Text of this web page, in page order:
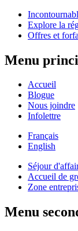
Explore la
Offres et
Menu
Accueil
Blogue
Nous joindre
Infolettre
Français
English
Séjour
Accueil de
Zone
Menu